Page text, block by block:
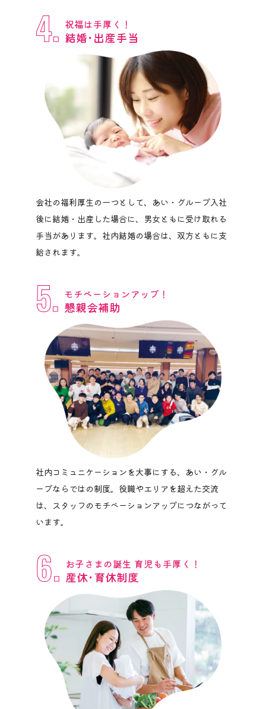
4. 祝福は手厚く！
結婚･出産手当
会社の福利厚生の一つとして、あい・グループ入社
後に結婚・出産した場合に、男女ともに受け取れる
手当があります。社内結婚の場合は、双方ともに支
給されます。
5. モチベーションアップ！
懇親会補助
社内コミュニケーションを大事にする、あい・グル
ープならではの制度。役職やエリアを超えた交流
は、スタッフのモチベーションアップにつながって
います。
6. お子さまの誕生 育児も手厚く！
産休･育休制度